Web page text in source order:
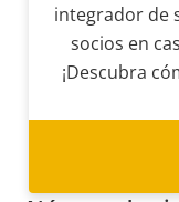
integrador de
socios en
¡Descubra